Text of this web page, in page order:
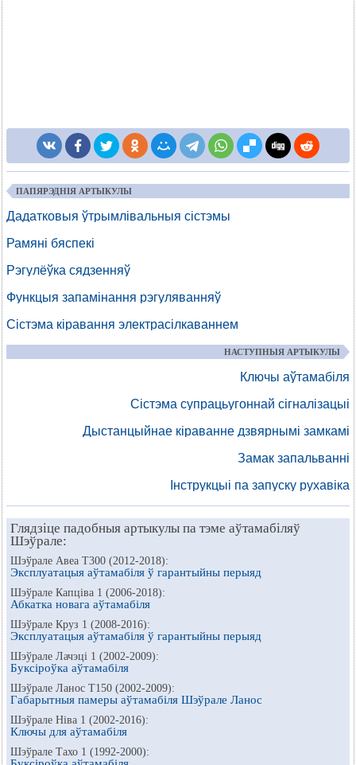
ПАПЯРЭДНІЯ АРТЫКУЛЫ
Дадатковыя ўтрымлівальныя сістэмы
Рамяні бяспекі
Рэгулёўка сядзенняў
Функцыя запамінання рэгуляванняў
Сістэма кіравання электрасілкаваннем
НАСТУПНЫЯ АРТЫКУЛЫ
Ключы аўтамабіля
Сістэма супрацьугоннай сігналізацыі
Дыстанцыйнае кіраванне дзвярнымі замкамі
Замак запальванні
Інструкцыі па запуску рухавіка
Глядзіце падобныя артыкулы па тэме аўтамабіляў
Шэўрале:
Шэўрале Авеа Т300 (2012-2018):
Эксплуатацыя аўтамабіля ў гарантыйны перыяд
Шэўрале Капціва 1 (2006-2018):
Абкатка новага аўтамабіля
Шэўрале Круз 1 (2008-2016):
Эксплуатацыя аўтамабіля ў гарантыйны перыяд
Шэўрале Лачэці 1 (2002-2009):
Буксіроўка аўтамабіля
Шэўрале Ланос Т150 (2002-2009):
Габарытныя памеры аўтамабіля Шэўрале Ланос
Шэўрале Ніва 1 (2002-2016):
Ключы для аўтамабіля
Шэўрале Тахо 1 (1992-2000):